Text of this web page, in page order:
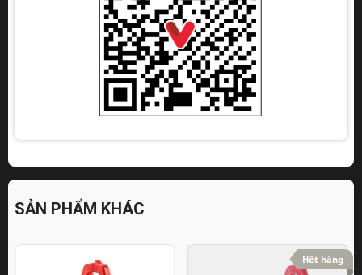
SẢN PHẨM KHÁC
Hết hàng